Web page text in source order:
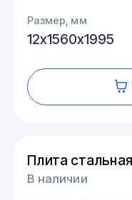
Размер, мм
12х1560х1995
Плита стальная
В наличии